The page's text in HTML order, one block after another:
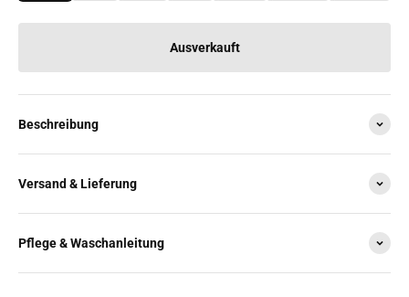
Ausverkauft
Beschreibung
Versand & Lieferung
Pflege & Waschanleitung